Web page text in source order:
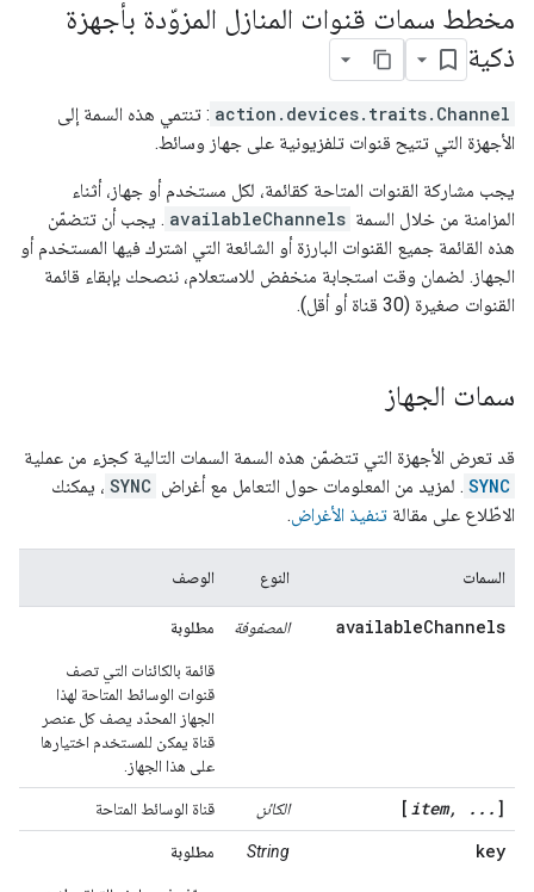
مخطط سمات قنوات المنازل المزوّدة بأجهزة
ذكية
action.devices.traits.Channel : تنتمي هذه السمة إلى
الأجهزة التي تتيح قنوات تلفزيونية على جهاز وسائط.
يجب مشاركة القنوات المتاحة كقائمة، لكل مستخدم أو جهاز، أثناء
المزامنة من خلال السمة availableChannels . يجب أن تتضمّن
هذه القائمة جميع القنوات البارزة أو الشائعة التي اشترك فيها المستخدم أو
الجهاز. لضمان وقت استجابة منخفض للاستعلام، ننصحك بإبقاء قائمة
القنوات صغيرة (30 قناة أو أقل).
سمات الجهاز
قد تعرض الأجهزة التي تتضمّن هذه السمة السمات التالية كجزء من عملية
SYNC . لمزيد من المعلومات حول التعامل مع أغراض SYNC ، يمكنك
الاطّلاع على مقالة تنفيذ الأغراض.
السمات النوع الوصف
availableChannels المصفوفة مطلوبة
قائمة بالكائنات التي تصف
قنوات الوسائط المتاحة لهذا
الجهاز المحدّد يصف كل عنصر
قناة يمكن للمستخدم اختيارها
على هذا الجهاز.
[ item, ... ] الكائن قناة الوسائط المتاحة
key
String مطلوبة